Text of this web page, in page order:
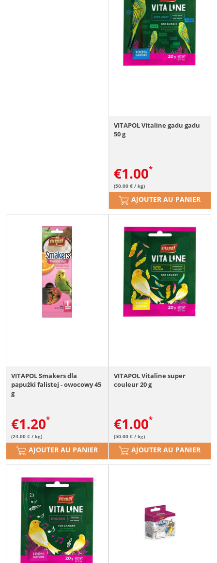
VITAPOL Vitaline gadu gadu
50 g
€1.00
(50.00 € / kg)
AJOUTER AU PANIER
VITAPOL Smakers dla
papużki falistej - owocowy 45
g
€1.20
(24.00 € / kg)
AJOUTER AU PANIER
VITAPOL Vitaline super
couleur 20 g
€1.00
(50.00 € / kg)
AJOUTER AU PANIER